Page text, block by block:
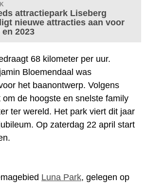
attractiepark Liseberg
nieuwe attracties aan voor
en 2023
68 kilometer per uur.
Bloemendaal was
het baanontwerp. Volgens
om de hoogste en snelste family
ter wereld. Het park viert dit jaar
Op zaterdag 22 april start
Luna Park, gelegen op